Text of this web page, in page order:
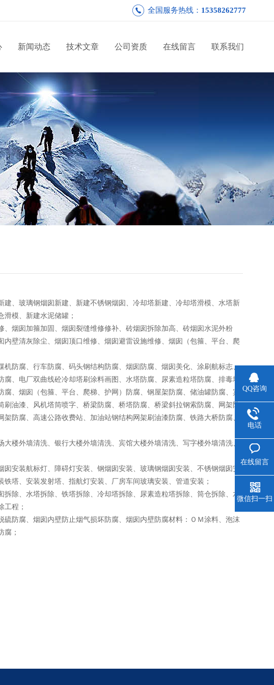
全国服务热线： 15358262777
新闻动态 技术文章 公司资质 在线留言 联系我们
建、玻璃钢烟囱新建、新建不锈钢烟囱、冷却塔新建、冷却塔滑模、水塔新
模、新建水泥储罐；
、烟囱加箍加固、烟囱裂缝维修修补、砖烟囱拆除加高、砖烟囱水泥外粉
壁清灰除尘、烟囱顶口维修、烟囱避雷设施维修、烟囱（包箍、平台、爬
机防腐、行车防腐、码头钢结构防腐、烟囱防腐、烟囱美化、涂刷航标志、
、电厂双曲线砼冷却塔刷涂料画图、水塔防腐、尿素造粒塔防腐、排毒塔
、烟囱（包箍、平台、爬梯、护网）防腐、钢屋架防腐、储油罐防腐、宾
油漆、风机塔筒喷字、桥梁防腐、桥塔防腐、桥梁斜拉钢索防腐、网架防
防腐、高速公路收费站、加油站钢结构网架刷油漆防腐、铁路大桥防腐、
楼外墙清洗、银行大楼外墙清洗、宾馆大楼外墙清洗、写字楼外墙清洗、
安装航标灯、障碍灯安装、钢烟囱安装、玻璃钢烟囱安装、不锈钢烟囱安
塔、安装发射塔、指航灯安装、厂房车间玻璃安装、管道安装；
拆除、水塔拆除、铁塔拆除、冷却塔拆除、尿素造粒塔拆除、筒仓拆除、水
工程；
硫防腐、烟囱内壁防止烟气损坏防腐、烟囱内壁防腐材料：ＯＭ涂料、泡沫
腐；
QQ咨询
电话
在线留言
微信扫一扫